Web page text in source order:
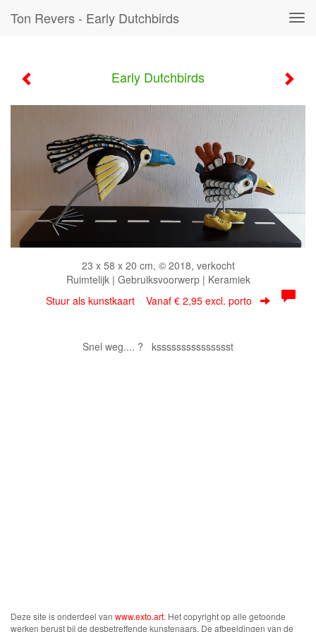
Ton Revers - Early Dutchbirds
Early Dutchbirds
23 x 58 x 20 cm, © 2018, verkocht
Ruimtelijk | Gebruiksvoorwerp | Keramiek
Stuur als kunstkaart Vanaf € 2,95 excl. porto
Snel weg.... ? kssssssssssssssst
Deze site is onderdeel van www.exto.art. Het copyright op alle getoonde
werken berust bij de desbetreffende kunstenaars. De afbeeldingen van de